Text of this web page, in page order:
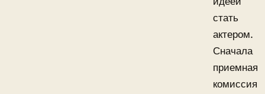
стать
актером.
Сначала
приемная
комиссия